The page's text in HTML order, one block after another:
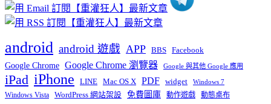
android android 遊戲 APP BBS Facebook
Google Chrome Google Chrome 瀏覽器 Google 與其他 Google 應用
iPad iPhone LINE Mac OS X PDF widget Windows 7
Windows Vista WordPress 網站架設 免費圖庫 動作遊戲 動態桌布